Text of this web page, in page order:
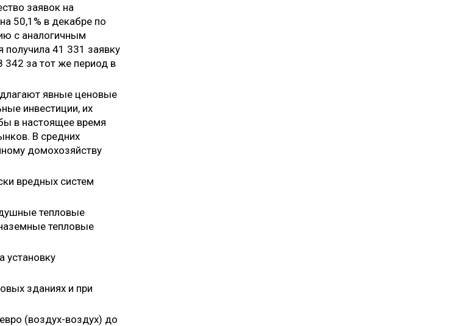
заявок на
50,1% в декабре по
с аналогичным
41 331 заявку
342 за тот же период в
явные ценовые
инвестиции, их
в настоящее время
В средних
домохозяйству
вредных систем
тепловые
тепловые
установку
зданиях и при
(воздух-воздух) до